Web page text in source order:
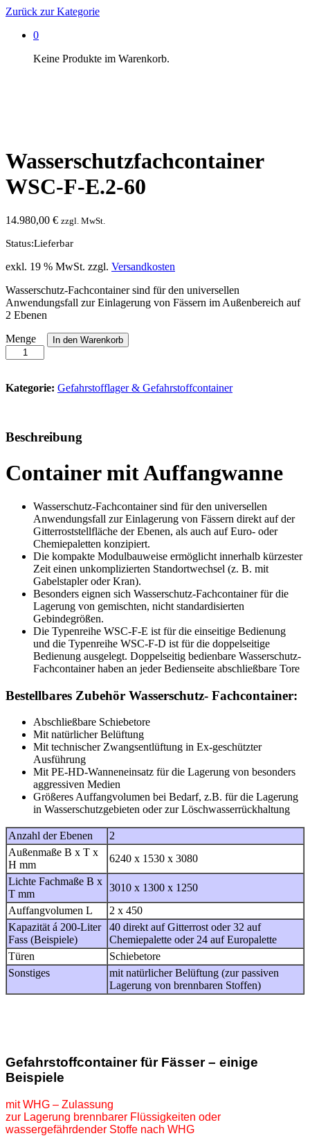
Zurück zurKategorie
0
Keine Produkte im Warenkorb.
Wasserschutzfachcontainer
WSC-F-E.2-60
14.980,00 € zzgl. MwSt.
Status:Lieferbar
exkl. 19 % MwSt. zzgl. Versandkosten
Wasserschutz-Fachcontainer sind für den universellen
Anwendungsfall zur Einlagerung von Fässern im Außenbereich auf
2 Ebenen
Wasserschutzfachcontainer
WSC-
F-
60
Menge In den Warenkorb
Kategorie: Gefahrstofflager & Gefahrstoffcontainer
Beschreibung
Container mit Auffangwanne
Wasserschutz-Fachcontainer sind für den universellen
Anwendungsfall zur Einlagerung von Fässern direkt auf der
Gitterroststellfläche der Ebenen, als auch auf Euro- oder
Chemiepaletten konzipiert.
Die kompakte Modulbauweise ermöglicht innerhalb kürzester
Zeit einen unkomplizierten Standortwechsel (z. B. mit
Gabelstapler oder Kran).
Besonders eignen sich Wasserschutz-Fachcontainer für die
Lagerung von gemischten, nicht standardisierten
Gebindegrößen.
Die Typenreihe WSC-F-E ist für die einseitige Bedienung
und die Typenreihe WSC-F-D ist für die doppelseitige
Bedienung ausgelegt. Doppelseitig bedienbare Wasserschutz-
Fachcontainer haben an jeder Bedienseite abschließbare Tore
Bestellbares Zubehör Wasserschutz- Fachcontainer:
Abschließbare Schiebetore
Mit natürlicher Belüftung
Mit technischer Zwangsentlüftung in Ex-geschützter
Ausführung
Mit PE-HD-Wanneneinsatz für die Lagerung von besonders
aggressiven Medien
Größeres Auffangvolumen bei Bedarf, z.B. für die Lagerung
in Wasserschutzgebieten oder zur Löschwasserrückhaltung
Anzahl der Ebenen
2
Außenmaße B x T x
H mm
6240 x 1530 x 3080
Lichte Fachmaße B x
T mm
3010 x 1300 x 1250
Auffangvolumen L
2 x 450
Kapazität á 200-Liter
Fass (Beispiele)
40 direkt auf Gitterrost oder 32 auf
Chemiepalette oder 24 auf Europalette
Türen
Schiebetore
Sonstiges
mit natürlicher Belüftung (zur passiven
Lagerung von brennbaren Stoffen)
Gefahrstoffcontainer für Fässer – einige
Beispiele
mit WHG – Zulassung
zur Lagerung brennbarer Flüssigkeiten oder
wassergefährdender Stoffe nach WHG